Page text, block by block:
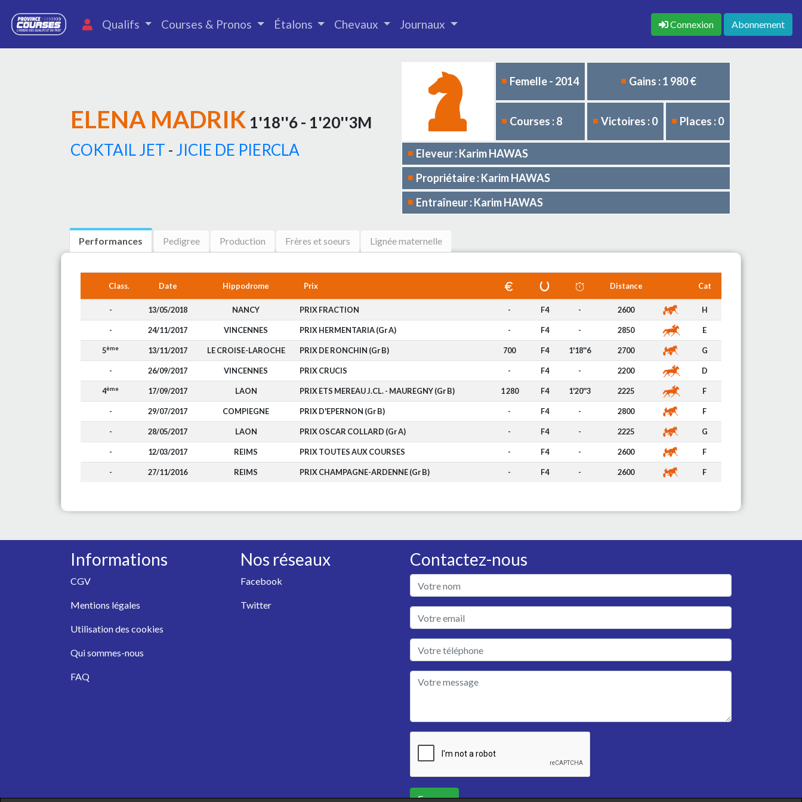
Qualifs Courses & Pronos Étalons Chevaux Journaux Connexion Abonnement
ELENA MADRIK 1'18''6 - 1'20''3M
COKTAIL JET - JICIE DE PIERCLA
Femelle - 2014 Gains : 1 980 €
Courses : 8 Victoires : 0 Places : 0
Eleveur : Karim HAWAS
Propriétaire : Karim HAWAS
Entraîneur : Karim HAWAS
Performances Pedigree Production Frères et soeurs Lignée maternelle
Class. Date Hippodrome Prix Distance Cat
- 13/05/2018 NANCY PRIX FRACTION - F4 - 2600 H
- 24/11/2017 VINCENNES PRIX HERMENTARIA (Gr A) - F4 - 2850 E
5ème 13/11/2017 LE CROISE-LAROCHE PRIX DE RONCHIN (Gr B) 700 F4 1'18''6 2700 G
- 26/09/2017 VINCENNES PRIX CRUCIS - F4 - 2200 D
4ème 17/09/2017 LAON PRIX ETS MEREAU J.CL. - MAUREGNY (Gr B) 1 280 F4 1'20''3 2225 F
- 29/07/2017 COMPIEGNE PRIX D'EPERNON (Gr B) - F4 - 2800 F
- 28/05/2017 LAON PRIX OSCAR COLLARD (Gr A) - F4 - 2225 G
- 12/03/2017 REIMS PRIX TOUTES AUX COURSES - F4 - 2600 F
- 27/11/2016 REIMS PRIX CHAMPAGNE-ARDENNE (Gr B) - F4 - 2600 F
Informations
CGV
Mentions légales
Utilisation des cookies
Qui sommes-nous
FAQ
Nos réseaux
Facebook
Twitter
Contactez-nous
Envoyer